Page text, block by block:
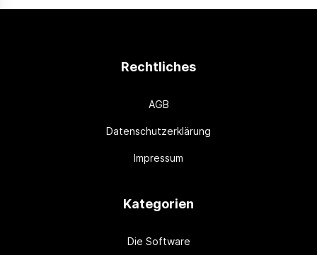
Rechtliches
AGB
Datenschutzerklärung
Impressum
Kategorien
Die Software